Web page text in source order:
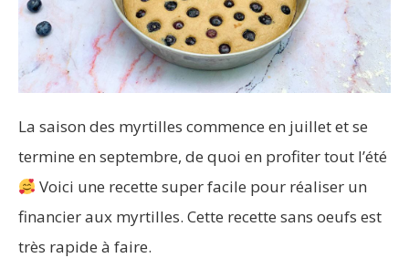
La saison des myrtilles commence en juillet et se
termine en septembre, de quoi en profiter tout l’été
Voici une recette super facile pour réaliser un
financier aux myrtilles. Cette recette sans oeufs est
très rapide à faire.